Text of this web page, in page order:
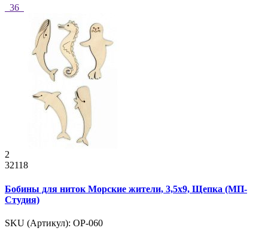
36
2
32118
Бобины для ниток Морские жители, 3,5x9, Щепка (МП-
Студия)
SKU (Артикул): ОР-060